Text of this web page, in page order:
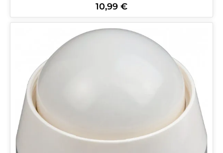
Regulärer Preis:
10,99 €